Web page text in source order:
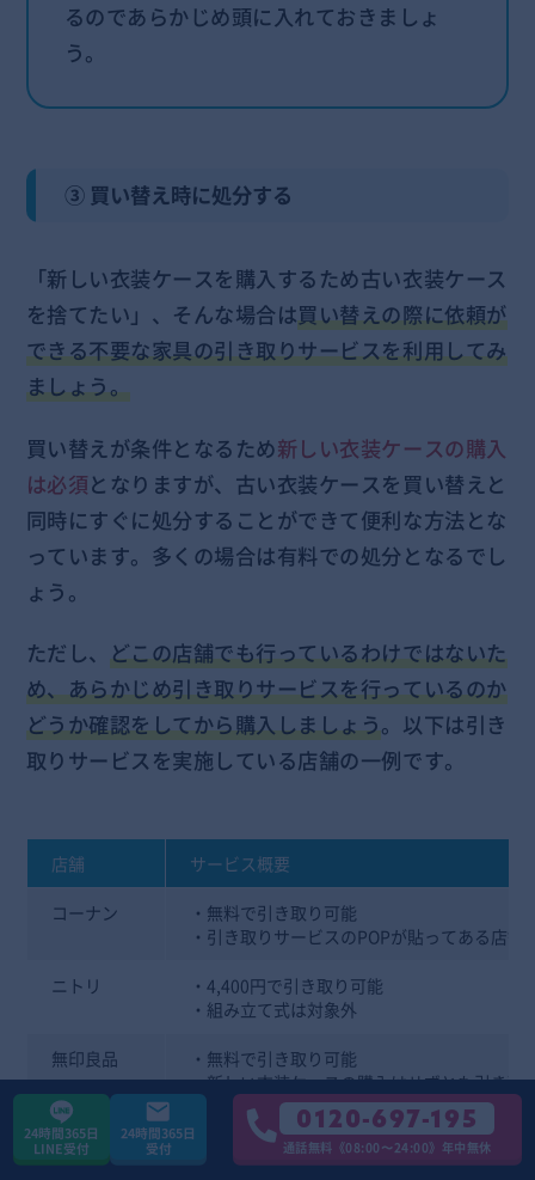
るのであらかじめ頭に入れておきましょ
う。
③ 買い替え時に処分する
「新しい衣装ケースを購入するため古い衣装ケース
を捨てたい」、そんな場合は買い替えの際に依頼が
できる不要な家具の引き取りサービスを利用してみ
ましょう。
買い替えが条件となるため新しい衣装ケースの購入
は必須となりますが、古い衣装ケースを買い替えと
同時にすぐに処分することができて便利な方法とな
っています。多くの場合は有料での処分となるでし
ょう。
ただし、 どこの店舗でも行っているわけではないた
め、あらかじめ引き取りサービスを行っているのか
どうか確認をしてから購入しましょう。以下は引き
取りサービスを実施している店舗の一例です。
店舗 サービス概要
コーナン
・無料で引き取り可能
・引き取りサービスのPOPが貼ってある店舗
ニトリ
・4,400円で引き取り可能
・組み立て式は対象外
無印良品
・無料で引き取り可能
・新しい衣装ケースの購入はせずとも引き取
バロー
・無料で引き取り可能
・店頭への持ち込みが必要
24時間365日
LINE受付
24時間365日
受付
0120-697-195
通話無料《08:00〜24:00》年中無休